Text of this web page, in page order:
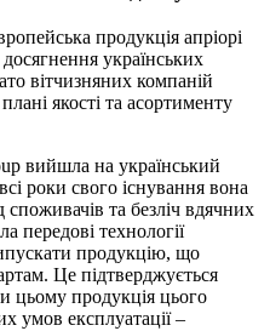
продукція апріорі
українських
вітчизняних компаній
якості та асортименту
вийшла на український
роки свого існування вона
та безліч вдячних
передові технології
продукцію, що
Це підтверджується
цьому продукція цього
умов експлуатації –